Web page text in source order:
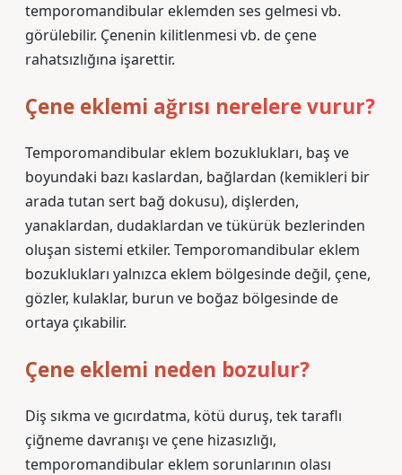
temporomandibular eklemden ses gelmesi vb.
görülebilir. Çenenin kilitlenmesi vb. de çene
rahatsızlığına işarettir.
Çene eklemi ağrısı nerelere vurur?
Temporomandibular eklem bozuklukları, baş ve
boyundaki bazı kaslardan, bağlardan (kemikleri bir
arada tutan sert bağ dokusu), dişlerden,
yanaklardan, dudaklardan ve tükürük bezlerinden
oluşan sistemi etkiler. Temporomandibular eklem
bozuklukları yalnızca eklem bölgesinde değil, çene,
gözler, kulaklar, burun ve boğaz bölgesinde de
ortaya çıkabilir.
Çene eklemi neden bozulur?
Diş sıkma ve gıcırdatma, kötü duruş, tek taraflı
çiğneme davranışı ve çene hizasızlığı,
temporomandibular eklem sorunlarının olası